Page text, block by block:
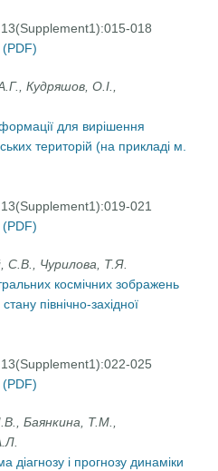
018
(PDF)
Кудряшов, О.I.,
для вирішення
територій (на прикладі м.
021
(PDF)
Чурилова, Т.Я.
космічних зображень
північно-західної
025
(PDF)
Баянкина, Т.М.,
діагнозу і прогнозу динаміки